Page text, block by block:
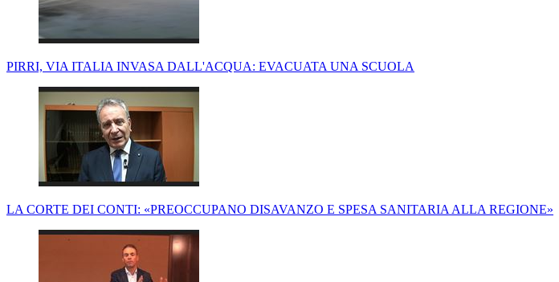
PIRRI, VIA ITALIA INVASA DALL'ACQUA: EVACUATA UNA SCUOLA
LA CORTE DEI CONTI: «PREOCCUPANO DISAVANZO E SPESA SANITARIA ALLA REGIONE»